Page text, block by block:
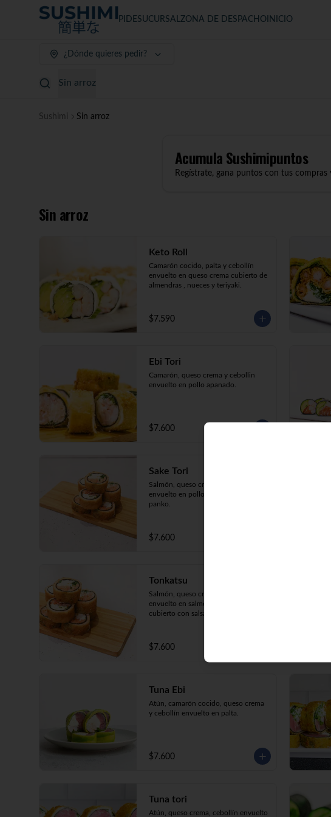
PIDESUCURSALZONA DE DESPACHO INICIO
¿Dónde quieres pedir?
Sin arroz
Sushimi Sin arroz
AcumulaSushimipuntos
Regístrate, gana puntos con tus
Sin arroz
Keto Roll
Camarón cocido, palta y cebollín
envuelto en queso crema cubierto de
almendras , nueces y teriyaki.
$7.590
Ebi Tori
Camarón, queso crema y cebollin
envuelto en pollo apanado.
$7.600
Sake Tori
Salmón, queso crema y cebollín
envuelto en pollo apanado con
panko.
$7.600
Tonkatsu
Salmón, queso crema, cebollín,
envuelto en salmón apanado y
cubierto con salsa teriyaki.
$7.600
Tuna Ebi
Atún, camarón cocido, queso crema
y cebollín envuelto en palta.
$7.600
Tuna tori
Atún, queso crema, cebollín envuelto